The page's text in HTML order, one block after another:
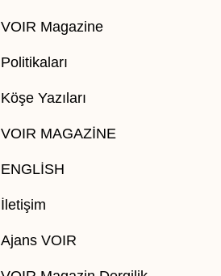
VOIR Magazine
Politikaları
Köşe Yazıları
VOIR MAGAZİNE
ENGLİSH
İletişim
Ajans VOIR